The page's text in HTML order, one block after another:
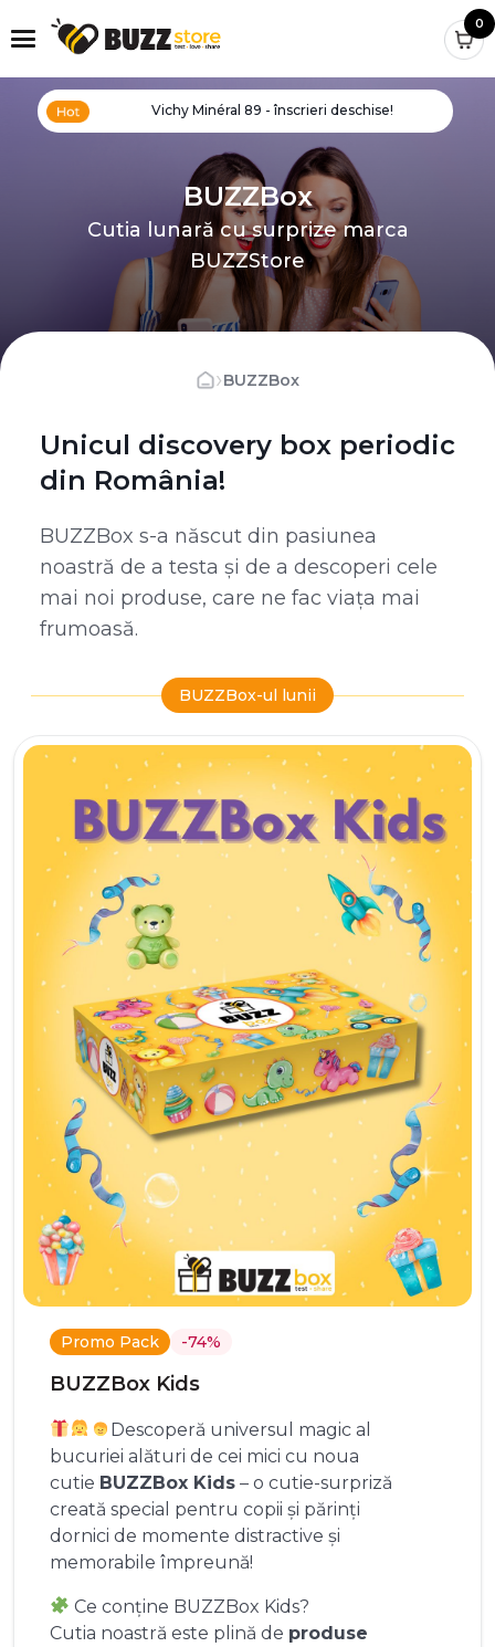
0
Vichy Minéral 89 - înscrieri deschise!
BUZZBox
Cutia lunară cu surprize marca
BUZZStore
›BUZZBox
Unicul discovery box periodic
din România!
BUZZBox s-a născut din pasiunea
noastră de a testa și de a descoperi cele
mai noi produse, care ne fac viața mai
frumoasă.
BUZZBox-ul lunii
Promo Pack -74%
BUZZBox Kids
Descoperă universul magic al
bucuriei alături de cei mici cu noua
cutie BUZZBox Kids – o cutie-surpriză
creată special pentru copii și părinți
dornici de momente distractive și
memorabile împreună!
Ce conține BUZZBox Kids?
Cutia noastră este plină de produse